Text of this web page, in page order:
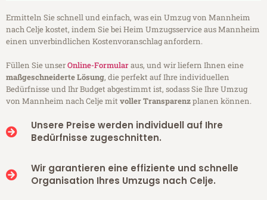
Ermitteln Sie schnell und einfach, was ein Umzug von Mannheim
nach Celje kostet, indem Sie bei Heim Umzugsservice aus Mannheim
einen unverbindlichen Kostenvoranschlag anfordern.
Füllen Sie unserOnline-Formularaus, und wir liefern Ihnen eine
maßgeschneiderte Lösung, die perfekt auf Ihre individuellen
Bedürfnisse und Ihr Budget abgestimmt ist, sodass Sie Ihre Umzug
von Mannheim nach Celje mitvoller Transparenzplanen können.
Unsere Preise werden individuell auf Ihre
Bedürfnisse zugeschnitten.
Wir garantieren eine effiziente und schnelle
Organisation Ihres Umzugs nach Celje.